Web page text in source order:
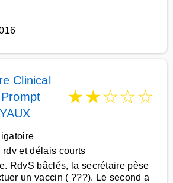
Clinical
★★☆☆☆
et délais courts
RdvS bâclés, la secrétaire pèse
un vaccin ( ???). Le second a